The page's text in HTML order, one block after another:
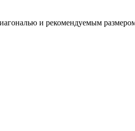
и рекомендуемым размером